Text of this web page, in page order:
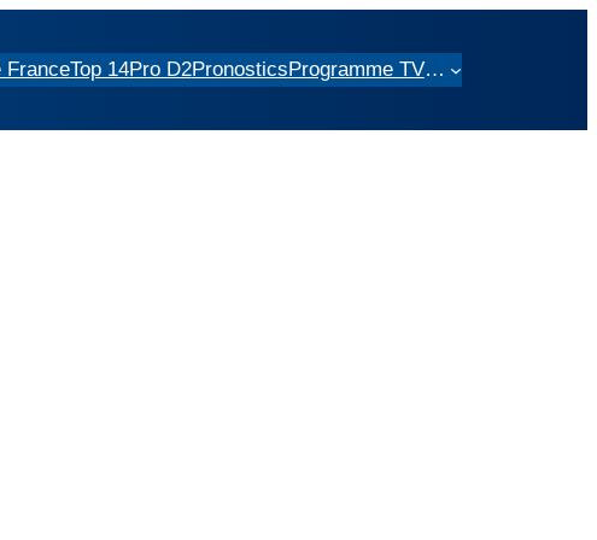
FranceTop 14Pro D2PronosticsProgramme TV…